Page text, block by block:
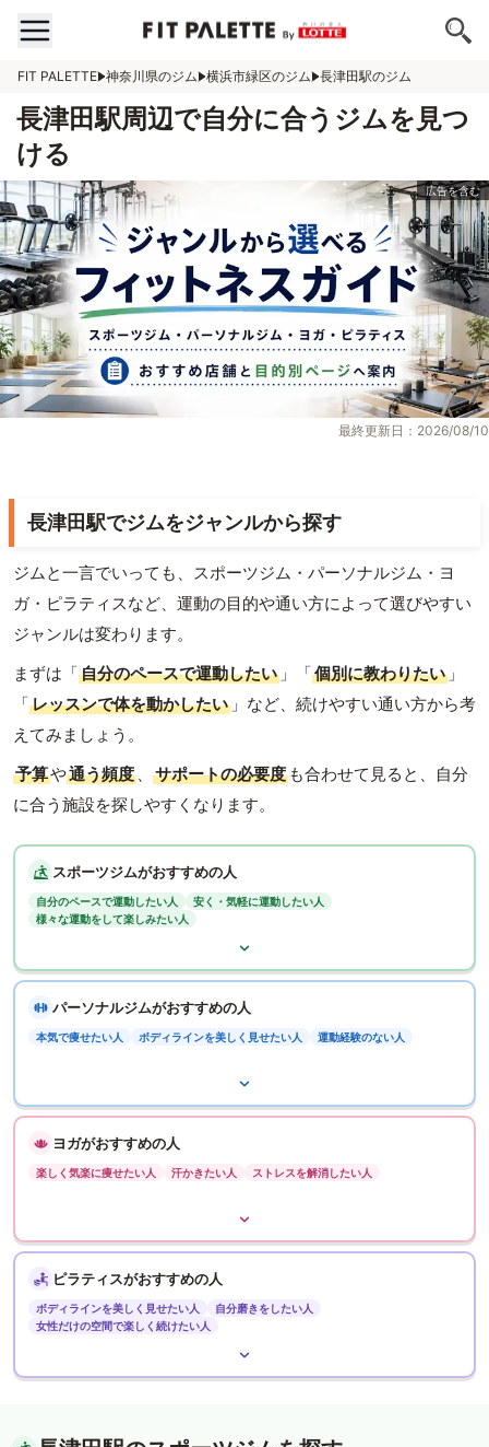
FIT PALETTE 神奈川県のジム 横浜市緑区のジム 長津田駅のジム
長津田駅周辺で自分に合うジムを見つ
ける
最終更新日：2026/08/10
長津田駅でジムをジャンルから探す
ジムと一言でいっても、スポーツジム・パーソナルジム・ヨ
ガ・ピラティスなど、運動の目的や通い方によって選びやすい
ジャンルは変わります。
まずは「自分のペースで運動したい 」「個別に教わりたい 」
「レッスンで体を動かしたい 」など、続けやすい通い方から考
えてみましょう。
予算や通う頻度 、 サポートの必要度 も合わせて見ると、自分
に合う施設を探しやすくなります。
スポーツジムがおすすめの人
自分のペースで運動したい人
安く・気軽に運動したい人
様々な運動をして楽しみたい人
パーソナルジムがおすすめの人
本気で痩せたい人 ボディラインを美しく見せたい人 運動経験のない人
ヨガがおすすめの人
楽しく気楽に痩せたい人 汗かきたい人 ストレスを解消したい人
ピラティスがおすすめの人
ボディラインを美しく見せたい人
自分磨きをしたい人
女性だけの空間で楽しく続けたい人